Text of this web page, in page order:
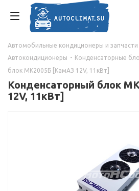
Автомобильные кондиционеры и запчасти
Автокондиционеры - Конденсаторные
блок МК2005Б [КамАЗ 12V, 11кВт]
Конденсаторный блок
12V, 11кВт]